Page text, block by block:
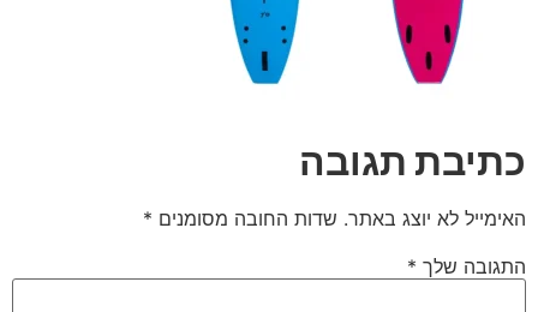
כתיבת תגובה
האימייל לא יוצג באתר. שדות החובה מסומנים *
התגובה שלך *